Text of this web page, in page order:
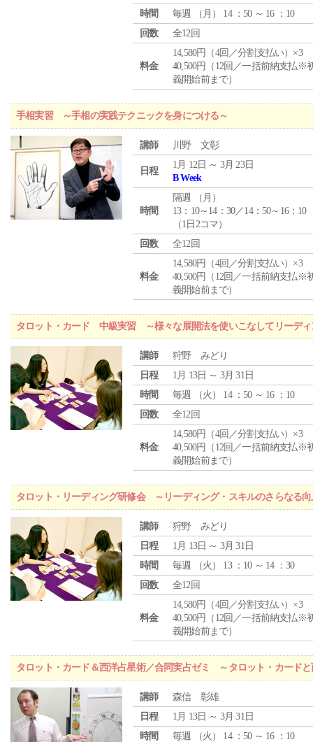
時間
毎週 （ 月 ） 14 ：50 ～ 16 ：10
回数
全12回
料金
14,580円（4回／分割支払い）×3
40,500円（12回／一括前納支払※
義開始前まで）
手相実習 ～手相の実践テクニックを身につける～
講師 川野 文彰
日程
1月 12日 ～ 3月 23日
B Week
時間
隔週 （ 月 ）
13：10～14：30／14：50～16：10
（1日2コマ）
回数
全12回
料金
14,580円（4回／分割支払い）×3
40,500円（12回／一括前納支払※
義開始前まで）
タロット・カード 中級実習 ～様々な展開法を使いこなしてリーディ
講師
狩野 みどり
日程
1月 13日 ～ 3月 31日
時間
毎週 （火 ） 14 ：50 ～ 16 ：10
回数
全12回
料金
14,580円（4回／分割支払い）×3
40,500円（12回／一括前納支払※
義開始前まで）
タロット・リーディング研修会 ～リーディング・スキルのさらなる
講師
狩野 みどり
日程
1月 13日 ～ 3月 31日
時間
毎週 （火 ） 13 ：10 ～ 14 ：30
回数
全12回
料金
14,580円（4回／分割支払い）×3
40,500円（12回／一括前納支払※
義開始前まで）
タロット・カード＆西洋占星術／合同実占ゼミ ～タロット・カード
講師
森信 彰雄
日程
1月 13日 ～ 3月 31日
時間
毎週 （火 ） 14 ：50 ～ 16 ：10